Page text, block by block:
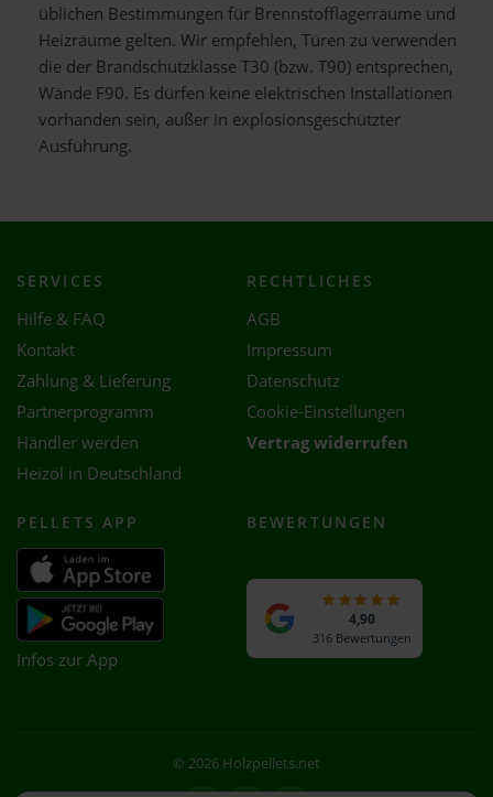
üblichen Bestimmungen für Brennstofflagerräume und
Heizräume gelten. Wir empfehlen, Türen zu verwenden
die der Brandschutzklasse T30 (bzw. T90) entsprechen,
Wände F90. Es dürfen keine elektrischen Installationen
vorhanden sein, außer in explosionsgeschützter
Ausführung.
SERVICES
Hilfe & FAQ
Kontakt
Zahlung & Lieferung
Partnerprogramm
Händler werden
Heizöl in Deutschland
RECHTLICHES
AGB
Impressum
Datenschutz
Cookie-Einstellungen
Vertrag widerrufen
PELLETS APP
Infos zur App
BEWERTUNGEN
4,90
316 Bewertungen
© 2026 Holzpellets.net